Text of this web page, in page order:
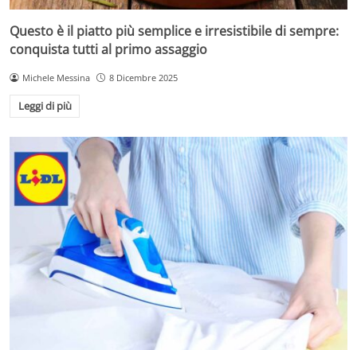
Questo è il piatto più semplice e irresistibile di sempre:
conquista tutti al primo assaggio
Michele Messina 8 Dicembre 2025
Leggi di più